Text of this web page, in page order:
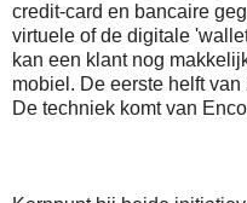
credit-card en bancaire
virtuele of de digitale
kan een klant nog
mobiel. De eerste helft
De techniek komt van